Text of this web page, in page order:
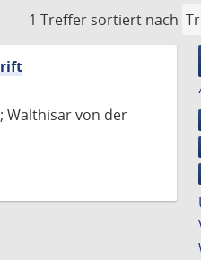
1 Treffer sortiert nach
Walthisar von der